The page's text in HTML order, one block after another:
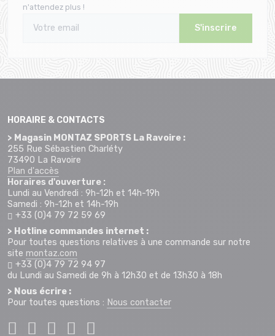
n'attendez plus !
S'inscrire
HORAIRE & CONTACTS
> Magasin MONTAZ SPORTS La Ravoire :
255 Rue Sébastien Charléty
73490 La Ravoire
Plan d'accès
Horaires d'ouverture :
Lundi au Vendredi : 9h-12h et 14h-19h
Samedi : 9h-12h et 14h-19h
+33 (0)4 79 72 59 69
> Hotline commandes internet :
Pour toutes questions relatives à une commande sur notre
site montaz.com
+33 (0)4 79 72 94 97
du Lundi au Samedi de 9h à 12h30 et de 13h30 à 18h
> Nous écrire :
Pour toutes questions : Nous contacter